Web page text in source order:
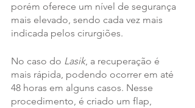
porém oferece um nível de segurança
mais elevado, sendo cada vez mais
indicada pelos cirurgiões.
No caso do Lasik, a recuperação é
mais rápida, podendo ocorrer em até
48 horas em alguns casos. Nesse
procedimento, é criado um flap,